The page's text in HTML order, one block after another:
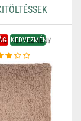
KEDVEZMÉNY